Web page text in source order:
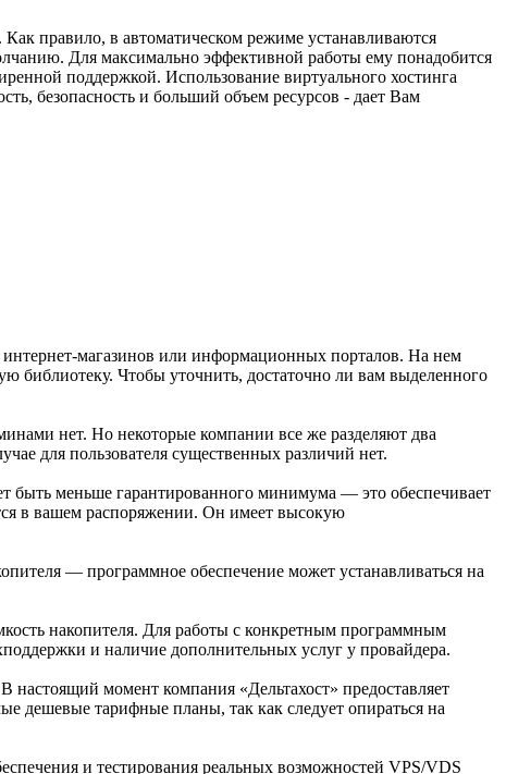
правило, в автоматическом режиме устанавливаются
Для максимально эффективной работы ему понадобится
поддержкой. Использование виртуального хостинга
безопасность и больший объем ресурсов - дает Вам
магазинов или информационных порталов. На нем
библиотеку. Чтобы уточнить, достаточно ли вам выделенного
нет. Но некоторые компании все же разделяют два
для пользователя существенных различий нет.
быть меньше гарантированного минимума — это обеспечивает
в вашем распоряжении. Он имеет высокую
— программное обеспечение может устанавливаться на
накопителя. Для работы с конкретным программным
и наличие дополнительных услуг у провайдера.
момент компания «Дельтахост» предоставляет
дешевые тарифные планы, так как следует опираться на
и тестирования реальных возможностей VPS/VDS